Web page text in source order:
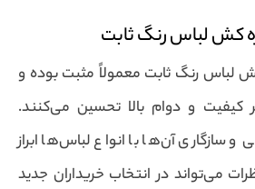
کش لباس رنگ ثابت
کش لباس رنگ ثابت معمولاً مثبت بوده و
کیفیت و دوام بالا تحسین می‌کنند.
سازگاری آن‌ها با انواع لباس‌ها ابراز
می‌تواند در انتخاب خریداران جدید